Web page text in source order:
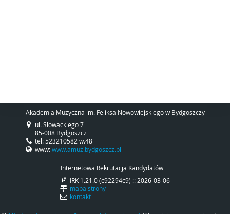
Akademia Muzyczna im. Feliksa Nowowiejskiego w Bydgoszczy
ul. Słowackiego 7
85-008 Bydgoszcz
tel: 523210582 w.48
www:www.amuz.bydgoszcz.pl
Internetowa Rekrutacja Kandydatów
IRK 1.21.0 (c92294c9) :: 2026-03-06
mapa strony
kontakt